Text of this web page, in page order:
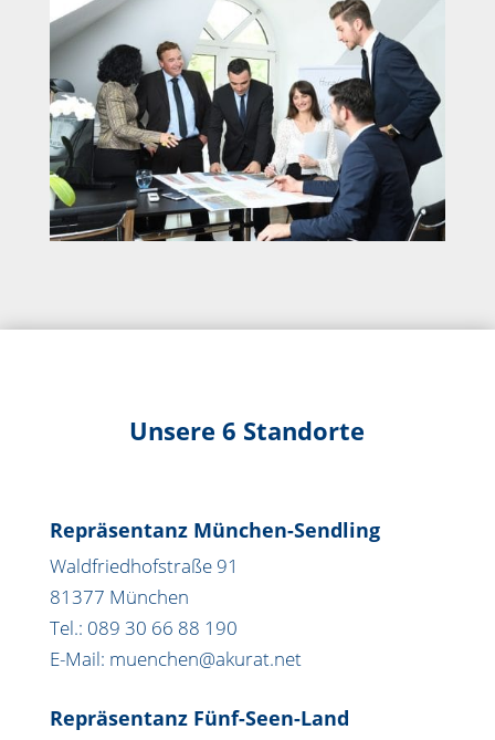
Unsere 6 Standorte
Repräsentanz München-Sendling
Waldfriedhofstraße 91
81377 München
Tel.: 089 30 66 88 190
E-Mail: muenchen@akurat.net
Repräsentanz Fünf-Seen-Land